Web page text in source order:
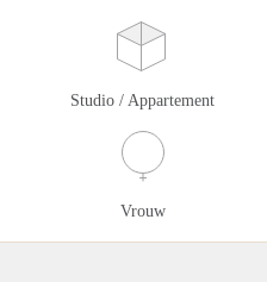
Studio / Appartement
Vrouw